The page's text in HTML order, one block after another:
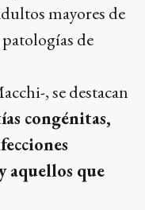
mayores de
de
, se destacan
congénitas,
aquellos que